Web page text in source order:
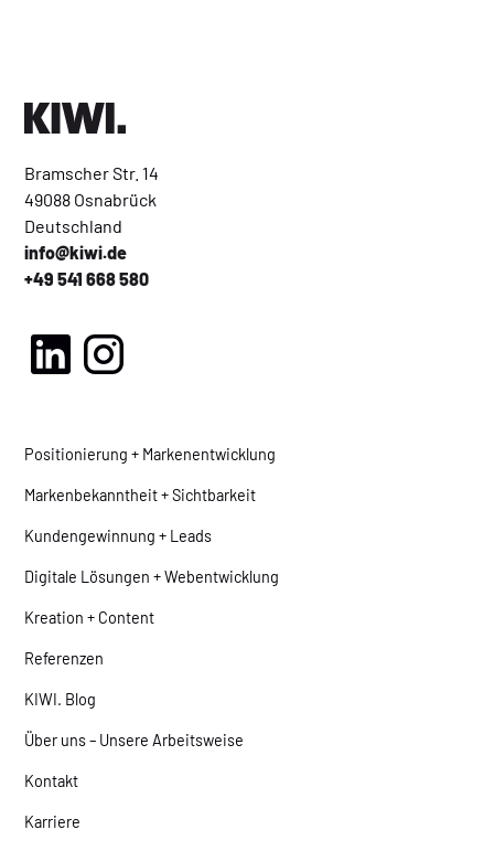
Bramscher Str. 14
49088 Osnabrück
Deutschland
info@kiwi.de
+49 541 668 580
Positionierung + Markenentwicklung
Markenbekanntheit + Sichtbarkeit
Kundengewinnung + Leads
Digitale Lösungen + Webentwicklung
Kreation + Content
Referenzen
KIWI. Blog
Über uns – Unsere Arbeitsweise
Kontakt
Karriere